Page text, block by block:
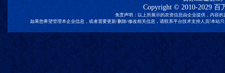
Copyright © 2010-2029百
免责声明：以上所展示的农资信息由企业提供，内容
如果您希望管理本企业信息，或者需要更新/删除/修改相关信息，请联系平台技术支持人员!本站